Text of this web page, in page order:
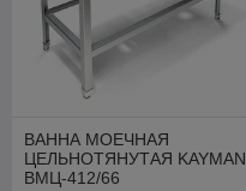
ВАННА МОЕЧНАЯ
ЦЕЛЬНОТЯНУТАЯ KAYMAN
ВМЦ-412/66